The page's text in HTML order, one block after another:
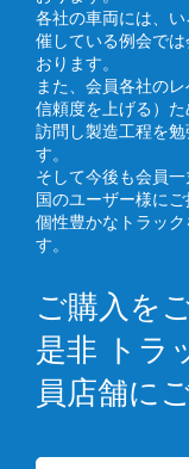
各社の車両には、
催している例会で
おります。
また、会員各社の
信頼度を上げる）
訪問し製造工程を
す。
そして今後も会員
国のユーザー様にご
個性豊かなトラッ
す。
ご購入を
是非 トラ
員店舗に